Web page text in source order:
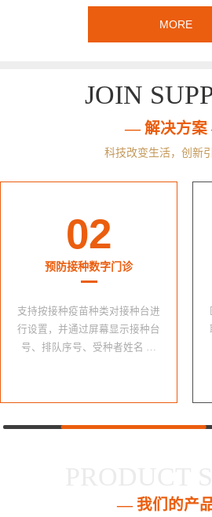
MORE
JOIN
— 解决方
科技改变生活，创新
02
预防接种数字门诊
支持按接种疫苗种类对接种台进
行设置，并通过屏幕显示接种台
号、排队序号、受种者姓名 …
— 我们的产